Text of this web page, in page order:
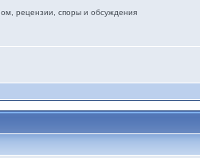
рецензии, споры и обсуждения